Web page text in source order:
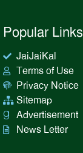
Popular Links
JaiJaiKal
Terms of Use
Privacy Notice
Sitemap
Advertisement
News Letter